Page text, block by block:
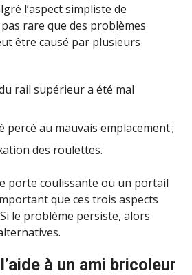
l’aspect simpliste de
pas rare que des problèmes
être causé par plusieurs
rail supérieur a été mal
percé au mauvais emplacement ;
des roulettes.
porte coulissante ou un portail
que ces trois aspects
le problème persiste, alors
à un ami bricoleur